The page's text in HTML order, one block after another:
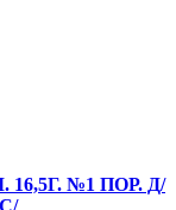
№1 ПОР. Д/